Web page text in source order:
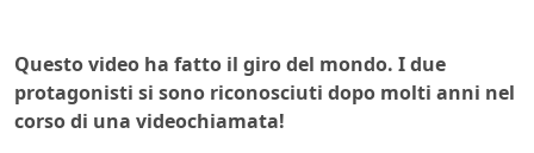
Questo video ha fatto il giro del mondo. I due
protagonisti si sono riconosciuti dopo molti anni nel
corso di una videochiamata!